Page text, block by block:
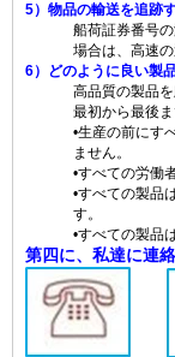
5）物品の輸送を追跡
船荷証券番号
場合は、高速
6）どのように良い製
高品質の製品
最初から最後
•生産の前にす
ません。
•すべての労働
•すべての製品
す。
•すべての製品
第四に、私達に連絡